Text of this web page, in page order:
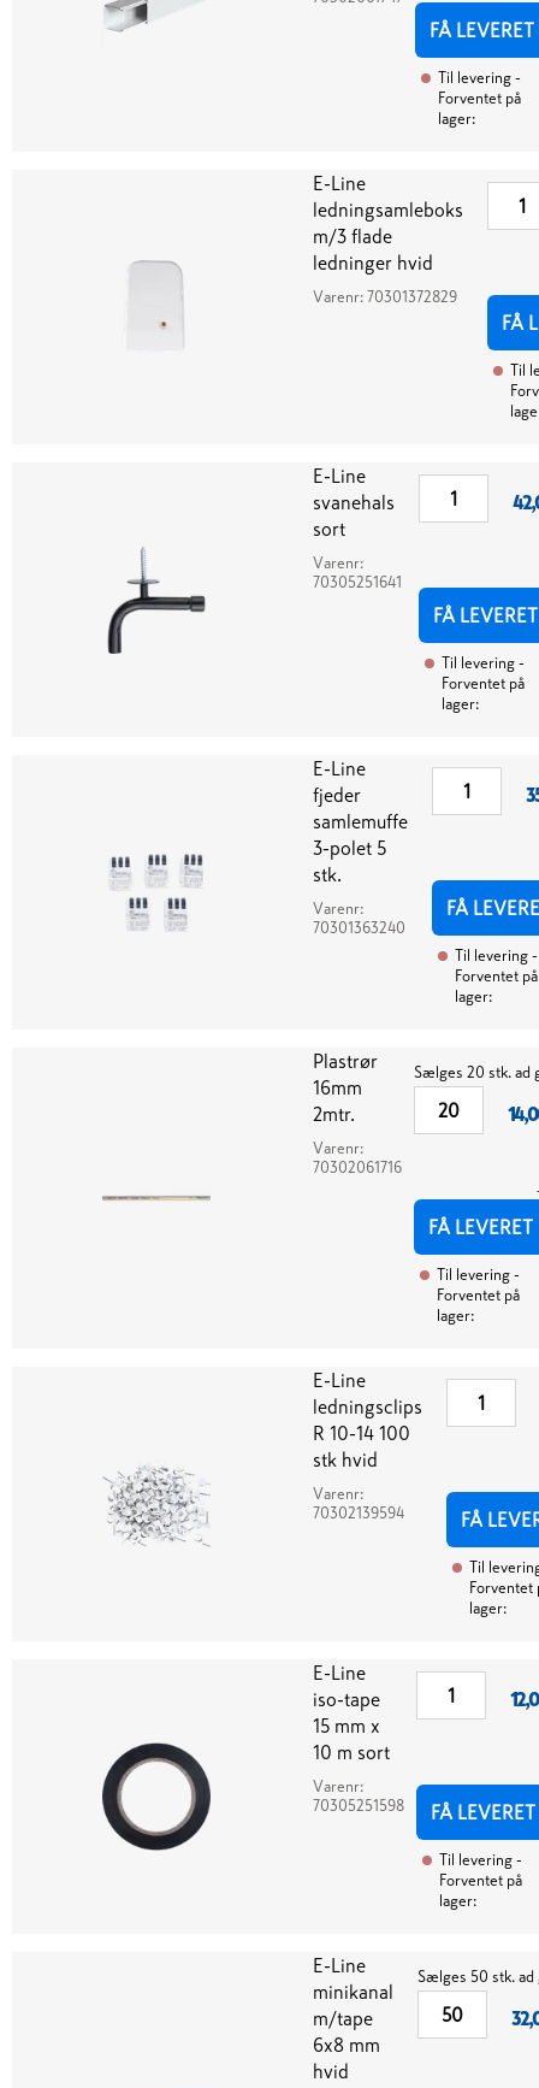
FÅ LEVERET
Til levering -
Forventet på
lager:
E-Line
ledningsamleboks
m/3 flade
ledninger hvid
Varenr: 70301372829
FÅ
Til
E-Line
svanehals
sort
Varenr:
70305251641
FÅ LEVERET
Til levering -
Forventet på
lager:
E-Line
fjeder
samlemuffe
3-polet 5
stk.
Varenr:
70301363240
FÅ
Til levering -
Forventet på
lager:
Plastrør
16mm
2mtr.
Varenr:
70302061716
Sælges 20 stk. ad
FÅ LEVERET
Til levering -
Forventet på
lager:
E-Line
ledningsclips
R 10-14 100
stk hvid
Varenr:
70302139594
FÅ
Til
Forventet
lager:
E-Line
iso-tape
15 mm x
10 m sort
Varenr:
70305251598
FÅ LEVERET
Til levering -
Forventet på
lager:
E-Line
minikanal
m/tape
6x8 mm
hvid
Sælges 50 stk. ad